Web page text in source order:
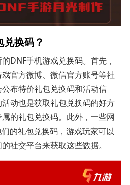
换码？
DNF手机游戏兑换码。首先，
官方微博、微信官方账号等社
布特价礼包兑换码和活动信
动也是获取礼包兑换码的好方
的礼包兑换码。此外，一些网
的礼包兑换码，游戏玩家可以
社交平台来获取这些数据。